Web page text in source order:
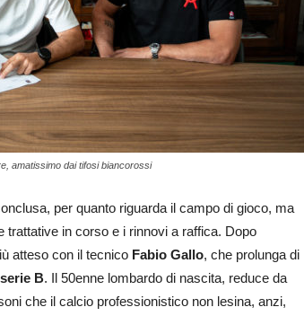
amatissimo dai tifosi biancorossi
per quanto riguarda il campo di gioco, ma
trattative in corso e i rinnovi a raffica. Dopo
atteso con il tecnico Fabio Gallo, che prolunga di
B. Il 50enne lombardo di nascita, reduce da
che il calcio professionistico non lesina, anzi,